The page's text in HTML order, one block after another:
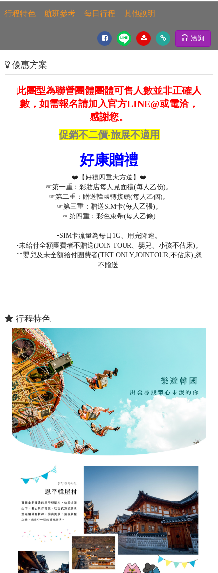
行程特色 航班參考 每日行程 其他說明
洽詢
優惠方案
此團型為聯營團體團體可售人數並非正確人
數，如需報名請加入官方LINE@或電洽，
感謝您。
促銷不二價-旅展不適用
好康贈禮
❤️【好禮四重大方送】❤️
☞第一重：彩妝店每人見面禮(每人乙份)。
☞第二重：贈送韓國轉接頭(每人乙個)。
☞第三重：贈送SIM卡(每人乙張)。
☞第四重：彩色束帶(每人乙條)
•SIM卡流量為每日1G、用完降速。
•未給付全額團費者不贈送(JOIN TOUR、嬰兒、小孩不佔床)。
**嬰兒及未全額給付團費者(TKT ONLY,JOINTOUR,不佔床),恕
不贈送.
行程特色